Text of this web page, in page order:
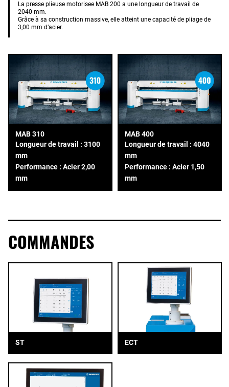
La presse plieuse motorisee MAB 200 a une longueur de travail de
2040 mm.
Grâce à sa construction massive, elle atteint une capacité de pliage de
3,00 mm d’acier.
MAB 310
Longueur de travail : 3100
mm
Performance : Acier 2,00
mm
MAB 400
Longueur de travail : 4040
mm
Performance : Acier 1,50
mm
COMMANDES
ST ECT